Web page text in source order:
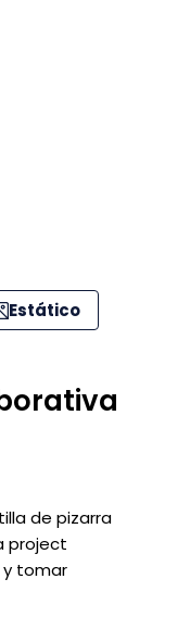
Estático
de pizarra
project
y tomar